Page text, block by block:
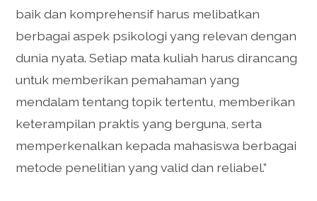
baik dan komprehensif harus melibatkan
berbagai aspek psikologi yang relevan dengan
dunia nyata. Setiap mata kuliah harus dirancang
untuk memberikan pemahaman yang
mendalam tentang topik tertentu, memberikan
keterampilan praktis yang berguna, serta
memperkenalkan kepada mahasiswa berbagai
metode penelitian yang valid dan reliabel.”